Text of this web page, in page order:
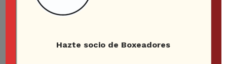
Hazte socio de Boxeadores